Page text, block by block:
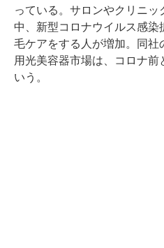
っている。サロンやクリニッ
中、新型コロナウイルス感
毛ケアをする人が増加。同社
用光美容器市場は、コロナ前
いう。